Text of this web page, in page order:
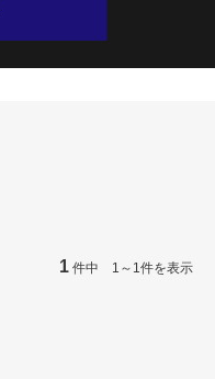
1 件中 1～1件を表示